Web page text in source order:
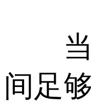
当
间足